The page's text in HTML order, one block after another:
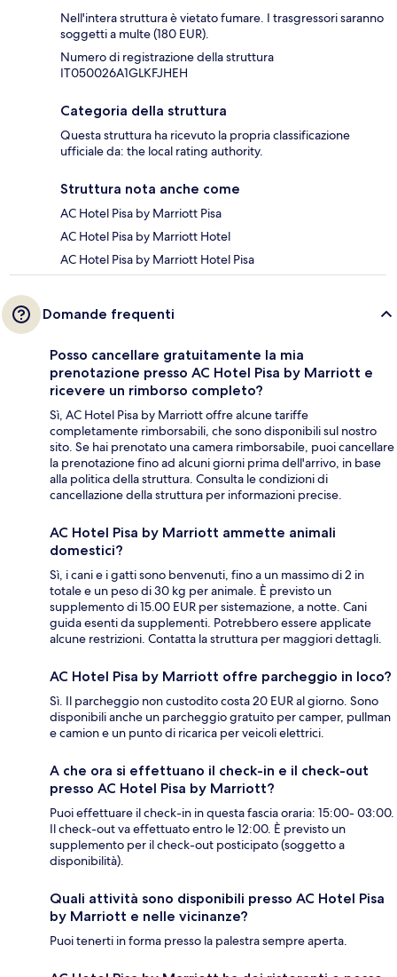
Nell'intera struttura è vietato fumare. I trasgressori saranno
soggetti a multe (180 EUR).
Numero di registrazione della struttura
IT050026A1GLKFJHEH
Categoria della struttura
Questa struttura ha ricevuto la propria classificazione
ufficiale da: the local rating authority.
Struttura nota anche come
AC Hotel Pisa by Marriott Pisa
AC Hotel Pisa by Marriott Hotel
AC Hotel Pisa by Marriott Hotel Pisa
Domande frequenti
Posso cancellare gratuitamente la mia
prenotazione presso AC Hotel Pisa by Marriott e
ricevere un rimborso completo?
Sì, AC Hotel Pisa by Marriott offre alcune tariffe
completamente rimborsabili, che sono disponibili sul nostro
sito. Se hai prenotato una camera rimborsabile, puoi cancellare
la prenotazione fino ad alcuni giorni prima dell'arrivo, in base
alla politica della struttura. Consulta le condizioni di
cancellazione della struttura per informazioni precise.
AC Hotel Pisa by Marriott ammette animali
domestici?
Sì, i cani e i gatti sono benvenuti, fino a un massimo di 2 in
totale e un peso di 30 kg per animale. È previsto un
supplemento di 15.00 EUR per sistemazione, a notte. Cani
guida esenti da supplementi. Potrebbero essere applicate
alcune restrizioni. Contatta la struttura per maggiori dettagli.
AC Hotel Pisa by Marriott offre parcheggio in loco?
Sì. Il parcheggio non custodito costa 20 EUR al giorno. Sono
disponibili anche un parcheggio gratuito per camper, pullman
e camion e un punto di ricarica per veicoli elettrici.
A che ora si effettuano il check-in e il check-out
presso AC Hotel Pisa by Marriott?
Puoi effettuare il check-in in questa fascia oraria: 15:00- 03:00.
Il check-out va effettuato entro le 12:00. È previsto un
supplemento per il check-out posticipato (soggetto a
disponibilità).
Quali attività sono disponibili presso AC Hotel Pisa
by Marriott e nelle vicinanze?
Puoi tenerti in forma presso la palestra sempre aperta.